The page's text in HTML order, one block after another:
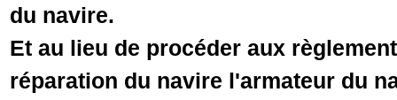
du navire.
Et au lieu de procéder aux
réparation du navire l'armateur du